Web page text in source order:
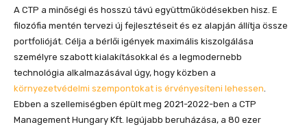
A CTP a minőségi és hosszú távú együttműködésekben hisz. E
filozófia mentén tervezi új fejlesztéseit és ez alapján állítja össze
portfolióját. Célja a bérlői igények maximális kiszolgálása
személyre szabott kialakításokkal és a legmodernebb
technológia alkalmazásával úgy, hogy közben a
környezetvédelmi szempontokat is érvényesíteni lehessen
Ebben a szellemiségben épült meg 2021-2022-ben a CTP
Management Hungary Kft. legújabb beruházása, a 80 ezer